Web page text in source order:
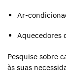
Ar-
Aquecedores
Pesquise sobre
às suas